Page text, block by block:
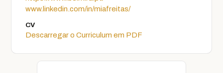
www.linkedin.com/in/miafreitas/
CV
Descarregar o Curriculum em PDF